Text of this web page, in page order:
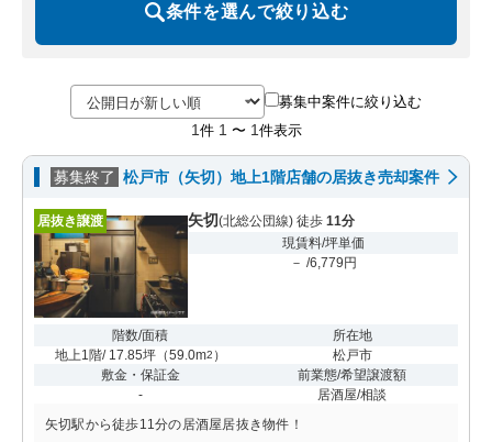
条件を選んで絞り込む
募集中案件に絞り込む
1 件 1 〜 1 件表示
募集終了 松戸市（矢切）地上1階店舗の居抜き売却案件
居抜き譲渡 矢切(北総公団線) 徒歩 11分
現賃料/坪単価
－ /6,779円
階数/面積
地上1階/ 17.85坪（59.0m2 ）
所在地
松戸市
敷金・保証金
-
前業態/希望譲渡額
居酒屋/相談
矢切駅から徒歩11分の居酒屋居抜き物件！